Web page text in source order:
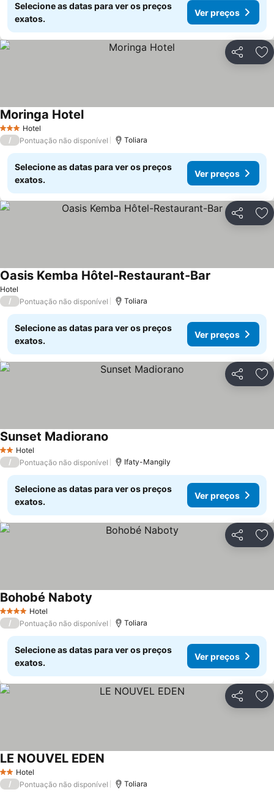
Selecione as datas para ver os preços
exatos.
Ver preços
Partilhar
3 EstrelasHotel
Moringa Hotel
/ Pontuação não disponível Toliara
Selecione as datas para ver os preços
exatos.
Ver preços
Partilhar
Hotel
Oasis Kemba Hôtel-Restaurant-Bar
/ Pontuação não disponível Toliara
Selecione as datas para ver os preços
exatos.
Ver preços
Partilhar
2 Estrelas
Hotel
Sunset Madiorano
/ Pontuação não disponível Ifaty-Mangily
Selecione as datas para ver os preços
exatos.
Ver preços
Partilhar
4 EstrelasHotel
Bohobé Naboty
/ Pontuação não disponível Toliara
Selecione as datas para ver os preços
exatos.
Ver preços
Partilhar
2 Estrelas
Hotel
LE NOUVEL EDEN
/ Pontuação não disponível Toliara